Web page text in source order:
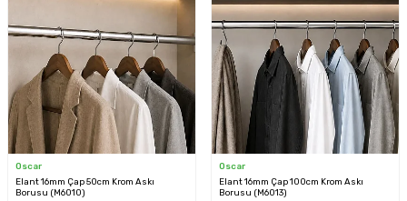
Oscar
Elant 16mm Çap 50cm Krom Askı
Borusu (M6010)
Oscar
Elant 16mm Çap 100cm Krom Askı
Borusu (M6013)